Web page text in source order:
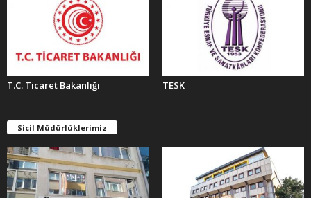
T.C. Ticaret Bakanlığı TESK
Sicil Müdürlüklerimiz